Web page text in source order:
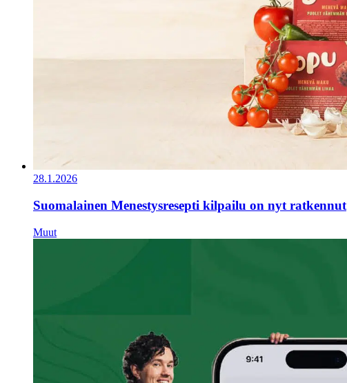
28.1.2026
Suomalainen Menestysresepti kilpailu on nyt ratkennut
Muut